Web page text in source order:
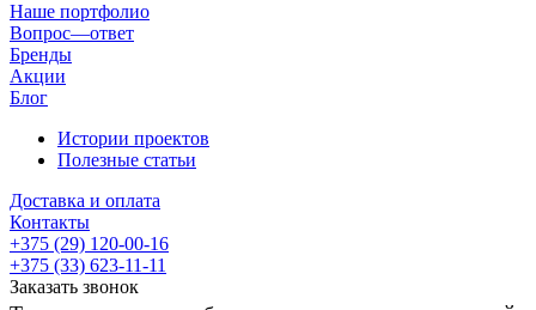
Наше портфолио
Вопрос—ответ
Бренды
Акции
Блог
Истории проектов
Полезные статьи
Доставка и оплата
Контакты
+375 (29) 120-00-16
+375 (33) 623-11-11
Заказать звонок